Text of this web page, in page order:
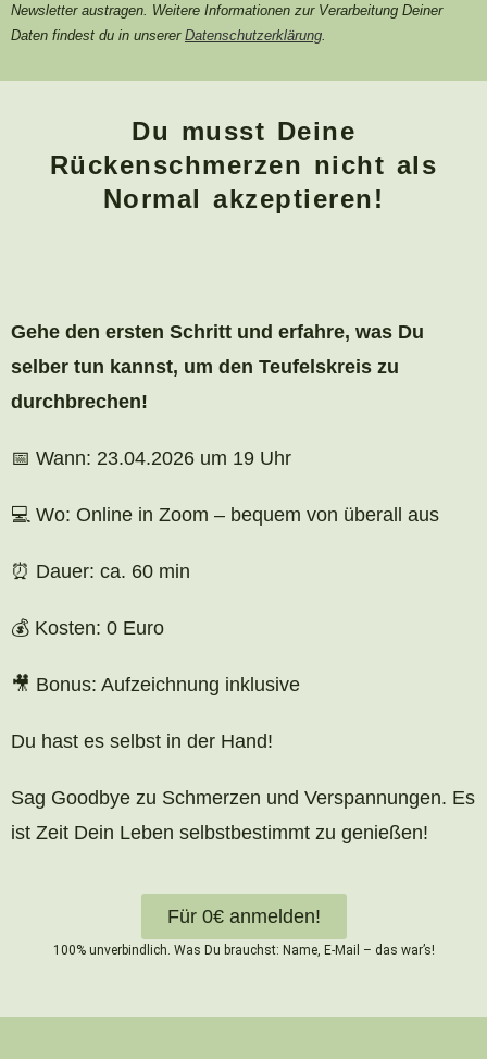
v
e
Newsletter austragen. Weitere Informationen zur Verarbeitung Deiner
Daten findest du in unserer Datenschutzerklärung.
Du musst Deine
Rückenschmerzen nicht als
Normal akzeptieren!
Gehe den ersten Schritt und erfahre, was Du
selber tun kannst, um den Teufelskreis zu
durchbrechen!
📅 Wann: 23.04.2026 um 19 Uhr
💻 Wo: Online in Zoom – bequem von überall aus
⏰ Dauer: ca. 60 min
💰 Kosten: 0 Euro
🎥 Bonus: Aufzeichnung inklusive
Du hast es selbst in der Hand!
Sag Goodbye zu Schmerzen und Verspannungen. Es
ist Zeit Dein Leben selbstbestimmt zu genießen!
Für 0€ anmelden!
100% unverbindlich. Was Du brauchst: Name, E-Mail – das war’s!